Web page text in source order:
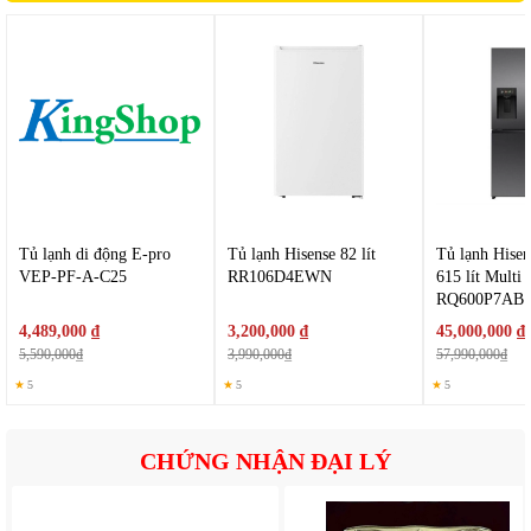
gàng và dễ dàng tìm kiếm khi cần.
Tủ lạnh di động E-pro
VEP-PF-A-C25
4,489,000 ₫
5,590,000₫
★ 5
Tủ lạnh Hisense 82 lít
RR106D4EWN
3,200,000 ₫
3,990,000₫
★ 5
Tủ lạnh
615 lít Multi
RQ600P7AB
45,000,000 ₫
57,990,000₫
★ 5
CHỨNG NHẬN ĐẠI LÝ